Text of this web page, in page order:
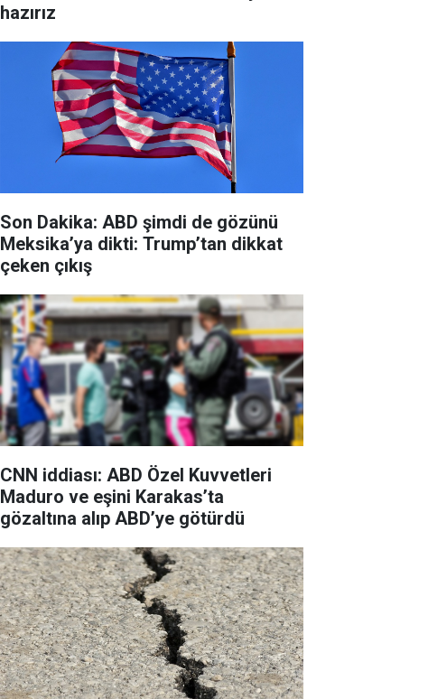
hazırız
Son Dakika: ABD şimdi de gözünü
Meksika’ya dikti: Trump’tan dikkat
çeken çıkış
CNN iddiası: ABD Özel Kuvvetleri
Maduro ve eşini Karakas’ta
gözaltına alıp ABD’ye götürdü